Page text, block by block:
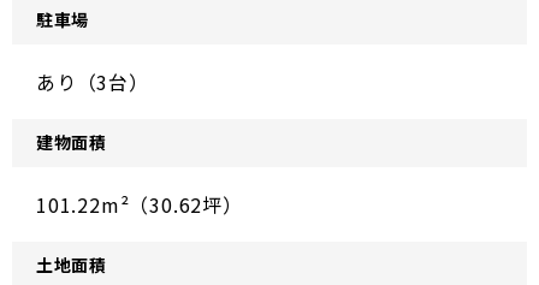
駐車場
あり（3台）
建物面積
101.22m²（30.62坪）
土地面積